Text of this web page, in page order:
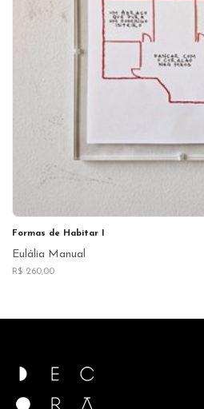
Formas de Habitar I
Eulália Manual
R$ 260,00